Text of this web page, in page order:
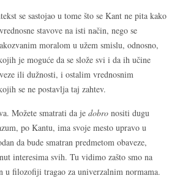
se sastojao u tome što se Kant ne pita kako
stavove na isti način, nego se
moralom u užem smislu, odnosno,
je moguće da se slože svi i da ih učine
ili dužnosti, i ostalim vrednosnim
se ne postavlja taj zahtev.
Možete smatrati da je dobro nositi dugu
po Kantu, ima svoje mesto upravo u
da bude smatran predmetom obaveze,
interesima svih. Tu vidimo zašto smo na
u filozofiji tragao za univerzalnim normama.